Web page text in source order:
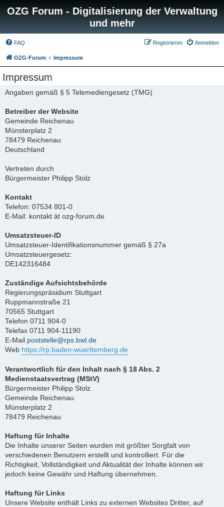
OZG Forum - Digitalisierung der Verwaltung
und mehr
FAQ Anmelden
Registrieren
OZG-Forum Impressum
Impressum
Angaben gemäß § 5 Telemediengesetz (TMG)
Betreiber der Website
Gemeinde Reichenau
Münsterplatz 2
78479 Reichenau
Deutschland
Vertreten durch
Bürgermeister Philipp Stolz
Kontakt
Telefon: 07534 801-0
E-Mail: kontakt ät ozg-forum.de
Umsatzsteuer-ID
Umsatzsteuer-Identifikationsnummer gemäß § 27a
Umsatzsteuergesetz:
DE142316484
Zuständige Aufsichtsbehörde
Regierungspräsidium Stuttgart
Ruppmannstraße 21
70565 Stuttgart
Telefon 0711 904-0
Telefax 0711 904-11190
E-Mail poststelle@rps.bwl.de
Web https://rp.baden-wuerttemberg.de
Verantwortlich für den Inhalt nach § 18 Abs. 2
Medienstaatsvertrag (MStV)
Bürgermeister Philipp Stolz
Gemeinde Reichenau
Münsterplatz 2
78479 Reichenau
Haftung für Inhalte
Die Inhalte unserer Seiten wurden mit größter Sorgfalt von
verschiedenen Benutzern erstellt und kontrolliert. Für die
Richtigkeit, Vollständigkeit und Aktualität der Inhalte können wir
jedoch keine Gewähr und Haftung übernehmen.
Haftung für Links
Unsere Website enthält Links zu externen Websites Dritter, auf